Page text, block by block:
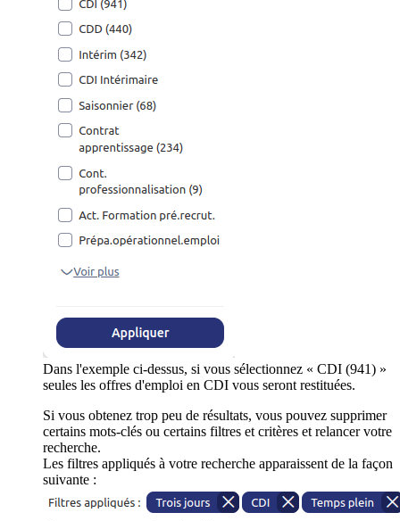
Dans l'exemple ci-dessus, si vous sélectionnez « CDI (941) »
seules les offres d'emploi en CDI vous seront restituées.
Si vous obtenez trop peu de résultats, vous pouvez supprimer
certains mots-clés ou certains filtres et critères et relancer votre
recherche.
Les filtres appliqués à votre recherche apparaissent de la façon
suivante :